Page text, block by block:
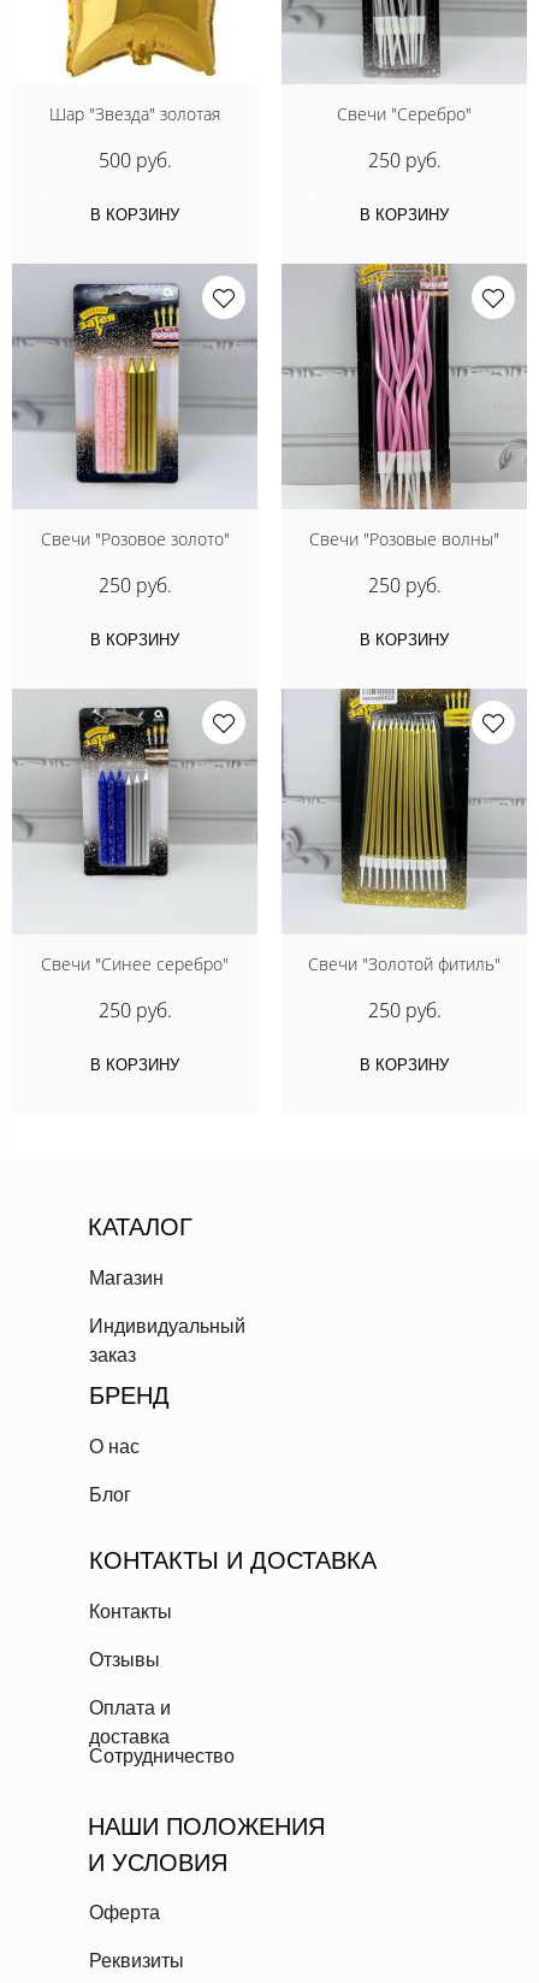
Шар "Звезда" золотая
500 руб.
В КОРЗИНУ
Свечи "Серебро"
250 руб.
В КОРЗИНУ
Свечи "Розовое золото"
250 руб.
В КОРЗИНУ
Свечи "Розовые волны"
250 руб.
В КОРЗИНУ
Свечи "Синее серебро"
250 руб.
В КОРЗИНУ
Свечи "Золотой фитиль"
250 руб.
В КОРЗИНУ
КАТАЛОГ
БРЕНД
КОНТАКТЫ И ДОСТАВКА
Магазин
Индивидуальный
заказ
О нас
Блог
Контакты
Отзывы
Оплата и
доставка
Сотрудничество
НАШИ ПОЛОЖЕНИЯ
И УСЛОВИЯ
Оферта
Реквизиты